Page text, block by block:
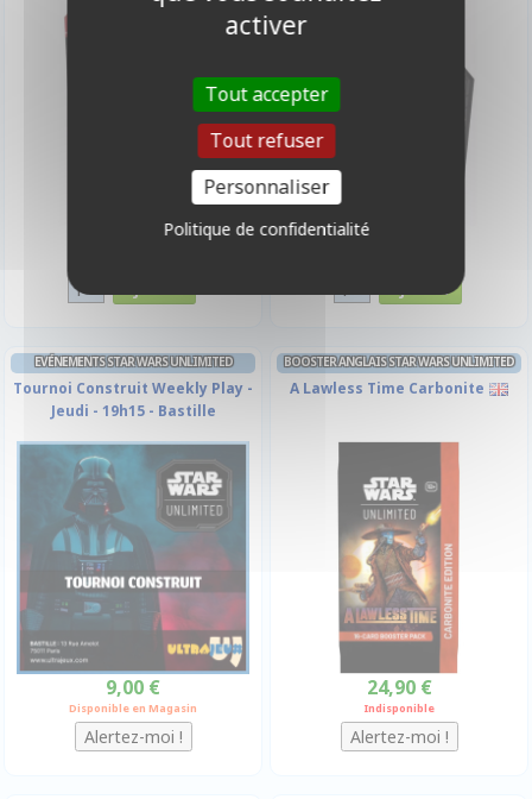
37,90 € 37,90 €
EVÉNEMENTS STAR WARS UNLIMITED
Tournoi Construit Weekly Play -
Jeudi - 19h15 - Bastille
9,00 €
Disponible en Magasin
BOOSTER ANGLAIS STAR WARS UNLIMITED
A Lawless Time Carbonite
24,90 €
Indisponible
activer
Tout accepter
Tout refuser
Personnaliser
Politique de confidentialité